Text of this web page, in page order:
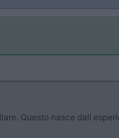
Questo nasce dall